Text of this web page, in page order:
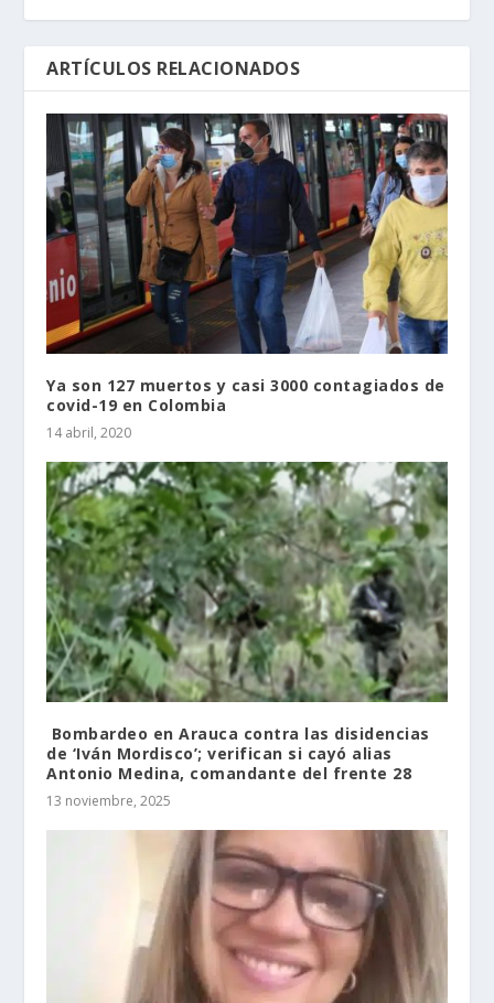
ARTÍCULOS RELACIONADOS
Ya son 127 muertos y casi 3000 contagiados de
covid-19 en Colombia
14 abril, 2020
Bombardeo en Arauca contra las disidencias
de ‘Iván Mordisco’; verifican si cayó alias
Antonio Medina, comandante del frente 28
13 noviembre, 2025